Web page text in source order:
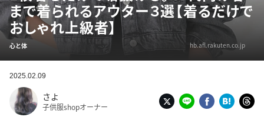
まで着られるアウター３選【着るだけで
おしゃれ上級者】
心と体 hb.afl.rakuten.co.jp
2025.02.09
さよ
子供服shopオーナー